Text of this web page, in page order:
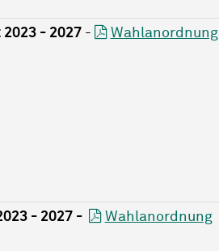
- 2027 - Wahlanordnung
- 2027 - Wahlanordnung